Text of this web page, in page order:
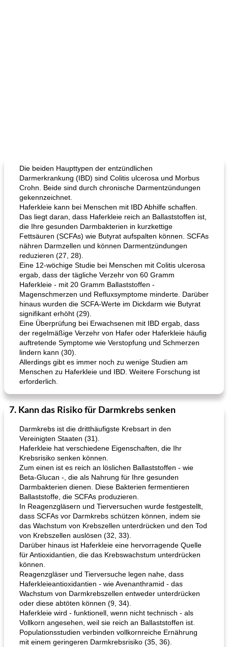
Die beiden Haupttypen der entzündlichen
Darmerkrankung (IBD) sind Colitis ulcerosa und Morbus
Crohn. Beide sind durch chronische Darmentzündungen
gekennzeichnet.
Haferkleie kann bei Menschen mit IBD Abhilfe schaffen.
Das liegt daran, dass Haferkleie reich an Ballaststoffen ist,
die Ihre gesunden Darmbakterien in kurzkettige
Fettsäuren (SCFAs) wie Butyrat aufspalten können. SCFAs
nähren Darmzellen und können Darmentzündungen
reduzieren (27, 28).
Eine 12-wöchige Studie bei Menschen mit Colitis ulcerosa
ergab, dass der tägliche Verzehr von 60 Gramm
Haferkleie - mit 20 Gramm Ballaststoffen -
Magenschmerzen und Refluxsymptome minderte. Darüber
hinaus wurden die SCFA-Werte im Dickdarm wie Butyrat
signifikant erhöht (29).
Eine Überprüfung bei Erwachsenen mit IBD ergab, dass
der regelmäßige Verzehr von Hafer oder Haferkleie häufig
auftretende Symptome wie Verstopfung und Schmerzen
lindern kann (30).
Allerdings gibt es immer noch zu wenige Studien am
Menschen zu Haferkleie und IBD. Weitere Forschung ist
erforderlich.
7. Kann das Risiko für Darmkrebs senken
Darmkrebs ist die dritthäufigste Krebsart in den
Vereinigten Staaten (31).
Haferkleie hat verschiedene Eigenschaften, die Ihr
Krebsrisiko senken können.
Zum einen ist es reich an löslichen Ballaststoffen - wie
Beta-Glucan -, die als Nahrung für Ihre gesunden
Darmbakterien dienen. Diese Bakterien fermentieren
Ballaststoffe, die SCFAs produzieren.
In Reagenzgläsern und Tierversuchen wurde festgestellt,
dass SCFAs vor Darmkrebs schützen können, indem sie
das Wachstum von Krebszellen unterdrücken und den Tod
von Krebszellen auslösen (32, 33).
Darüber hinaus ist Haferkleie eine hervorragende Quelle
für Antioxidantien, die das Krebswachstum unterdrücken
können.
Reagenzgläser und Tierversuche legen nahe, dass
Haferkleieantioxidantien - wie Avenanthramid - das
Wachstum von Darmkrebszellen entweder unterdrücken
oder diese abtöten können (9, 34).
Haferkleie wird - funktionell, wenn nicht technisch - als
Vollkorn angesehen, weil sie reich an Ballaststoffen ist.
Populationsstudien verbinden vollkornreiche Ernährung
mit einem geringeren Darmkrebsrisiko (35, 36).